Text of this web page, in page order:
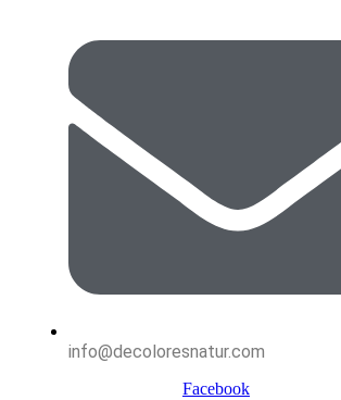
info@decoloresnatur.com
Facebook